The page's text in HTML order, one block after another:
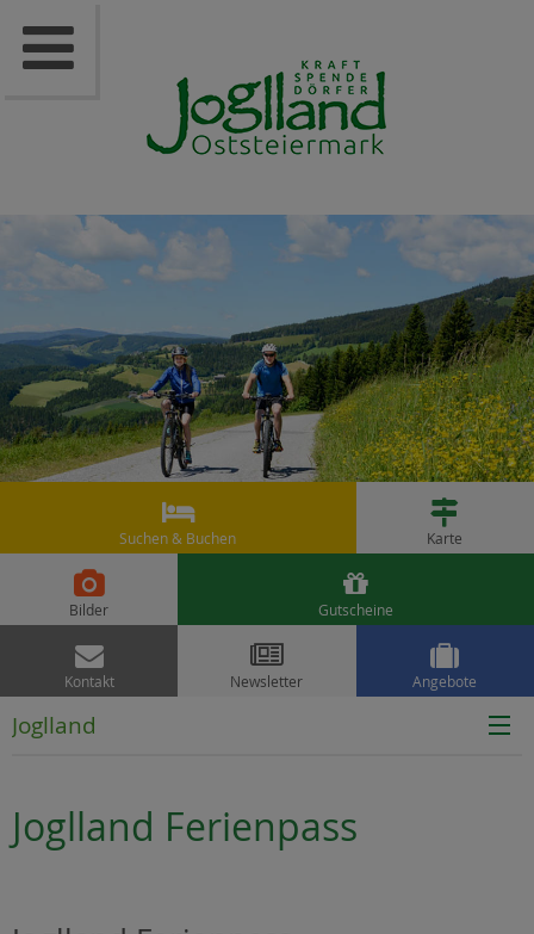

Suchen & Buchen

Karte

Bilder

Gutscheine

Kontakt

Newsletter

Angebote
Joglland
Joglland Ferienpass
